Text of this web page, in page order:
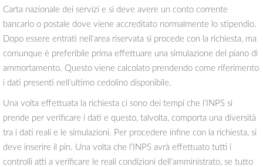
Carta nazionale dei servizi e si deve avere un conto corrente
bancario o postale dove viene accreditato normalmente lo stipendio.
Dopo essere entrati nell’area riservata si procede con la richiesta, ma
comunque è preferibile prima effettuare una simulazione del piano di
ammortamento. Questo viene calcolato prendendo come riferimento
i dati presenti nell’ultimo cedolino disponibile.
Una volta effettuata la richiesta ci sono dei tempi che l’INPS si
prende per verificare i dati e questo, talvolta, comporta una diversità
tra i dati reali e le simulazioni. Per procedere infine con la richiesta, si
deve inserire il pin. Una volta che l’INPS avrà effettuato tutti i
controlli atti a verificare le reali condizioni dell’amministrato, se tutto